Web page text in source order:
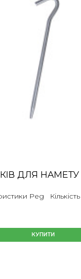
ДЛЯ НАМЕТУ
Peg Кількість
КУПИТИ